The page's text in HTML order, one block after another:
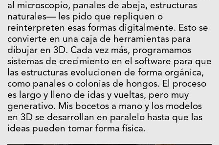
al microscopio, panales de abeja, estructuras
naturales— les pido que repliquen o
reinterpreten esas formas digitalmente. Esto se
convierte en una caja de herramientas para
dibujar en 3D. Cada vez más, programamos
sistemas de crecimiento en el software para que
las estructuras evolucionen de forma orgánica,
como panales o colonias de hongos. El proceso
es largo y lleno de idas y vueltas, pero muy
generativo. Mis bocetos a mano y los modelos
en 3D se desarrollan en paralelo hasta que las
ideas pueden tomar forma física.